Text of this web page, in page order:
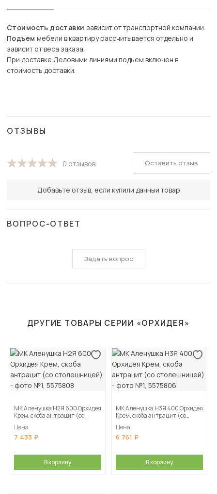
Стоимость доставки зависит от транспортной компании.
Подъем мебели в квартиру рассчитывается отдельно и
зависит от веса заказа.
При доставке Деловыми линиями подъем включен в
стоимость доставки.
ОТЗЫВЫ
0 отзывов
Добавьте отзыв, если купили данный товар
Оставить отзыв
ВОПРОС-ОТВЕТ
Задать вопрос
ДРУГИЕ ТОВАРЫ СЕРИИ «ОРХИДЕЯ»
МК Аленушка Н2Я 600 Орхидея
Крем, скоба антрацит (со
Цена
7 433
В корзину
МК Аленушка Н3Я 400 Орхидея
Крем, скоба антрацит (со
Цена
6 761
В корзину